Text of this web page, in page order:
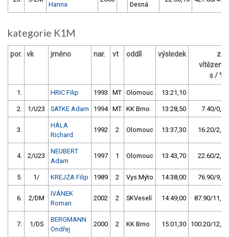
Hanna Desná
kategorie K1M
por. vk jméno nar. vt oddíl výsledek
za
vítězem
s / %
1. HRIC Filip 1993 MT Olomouc 13:21,10
2. 1/U23 SATKE Adam 1994 MT KK Brno 13:28,50 7.40/0,9
3.
HÁLA
Richard
1992 2 Olomouc 13:37,30 16.20/2,0
4. 2/U23
NEUBERT
Adam
1997 1 Olomouc 13:43,70 22.60/2,8
5. 1/ KREJZA Filip 1989 2 Vys.Mýto 14:38,00 76.90/9,6
6. 2/DM
IVÁNEK
Roman
2002 2 SKVeselí 14:49,00 87.90/11,0
7. 1/DS
BERGMANN
Ondřej
2000 2 KK Brno 15:01,30 100.20/12,5